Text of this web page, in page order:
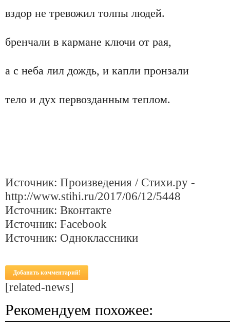
вздор не тревожил толпы людей.
бренчали в кармане ключи от рая,
а с неба лил дождь, и капли пронзали
тело и дух первозданным теплом.
Источник: Произведения / Стихи.ру -
http://www.stihi.ru/2017/06/12/5448
Источник: Вконтакте
Источник: Facebook
Источник: Одноклассники
Добавить комментарий!
[related-news]
Рекомендуем похожее: